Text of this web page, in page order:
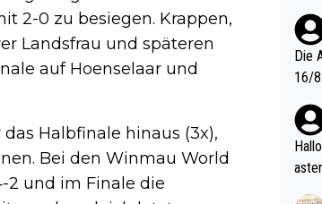
2-0 zu besiegen. Krappen,
Landsfrau und späteren
auf Hoenselaar und
Halbfinale hinaus (3x),
Bei den Winmau World
2 und im Finale die
Die
16/8? Die Jugendspiele waren letztes Jahr
l. Allerdings ist Mitchell Lawrie als Nummer 1 der Welt eh quali
eisters
Hallo, warum gibt es keinen Hinweis, dass die